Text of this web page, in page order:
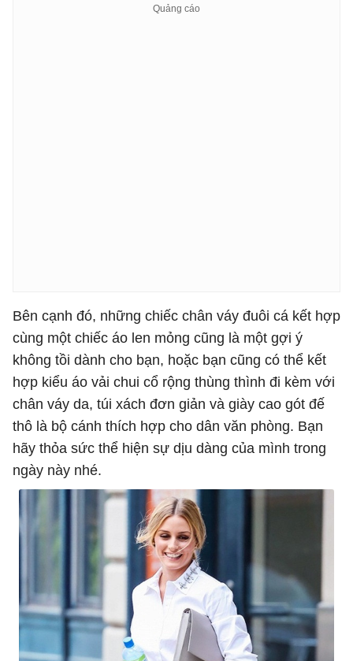
Bên cạnh đó, những chiếc chân váy đuôi cá kết hợp
cùng một chiếc áo len mỏng cũng là một gợi ý
không tồi dành cho bạn, hoặc bạn cũng có thể kết
hợp kiểu áo vải chui cổ rộng thùng thình đi kèm với
chân váy da, túi xách đơn giản và giày cao gót đế
thô là bộ cánh thích hợp cho dân văn phòng. Bạn
hãy thỏa sức thể hiện sự dịu dàng của mình trong
ngày này nhé.